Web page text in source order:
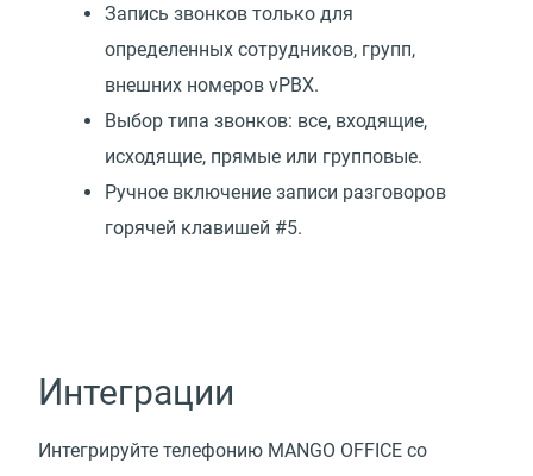
Запись звонков только для
определенных сотрудников, групп,
внешних номеров vPBX.
Выбор типа звонков: все, входящие,
исходящие, прямые или групповые.
Ручное включение записи разговоров
горячей клавишей #5.
Интеграции
Интегрируйте телефонию MANGO OFFICE со